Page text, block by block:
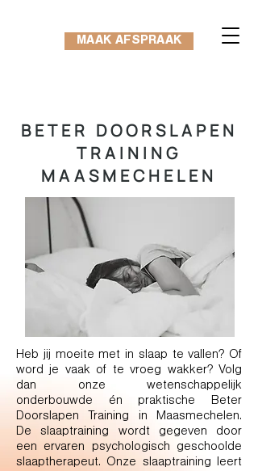
MAAK AFSPRAAK
BETER DOORSLAPEN
TRAINING
MAASMECHELEN
Heb jij moeite met in slaap te vallen? Of
word je vaak of te vroeg wakker? Volg
dan onze wetenschappelijk
onderbouwde én praktische Beter
Doorslapen Training in Maasmechelen.
De slaaptraining wordt gegeven door
een ervaren psychologisch geschoolde
slaaptherapeut. Onze slaaptraining leert